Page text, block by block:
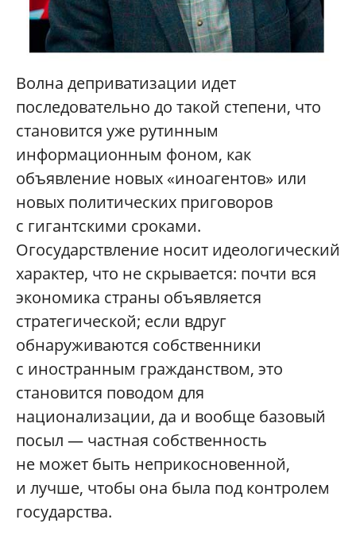
Волна деприватизации идет
последовательно до такой степени, что
становится уже рутинным
информационным фоном, как
объявление новых «иноагентов» или
новых политических приговоров
с гигантскими сроками.
Огосударствление носит идеологический
характер, что не скрывается: почти вся
экономика страны объявляется
стратегической; если вдруг
обнаруживаются собственники
с иностранным гражданством, это
становится поводом для
национализации, да и вообще базовый
посыл — частная собственность
не может быть неприкосновенной,
и лучше, чтобы она была под контролем
государства.